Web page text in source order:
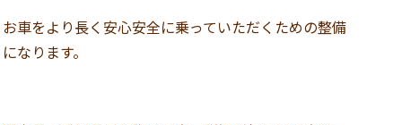
お車をより長く安心安全に乗っていただくための整備
になります。